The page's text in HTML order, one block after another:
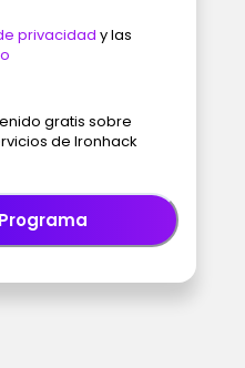
privacidad y las
gratis sobre
de Ironhack